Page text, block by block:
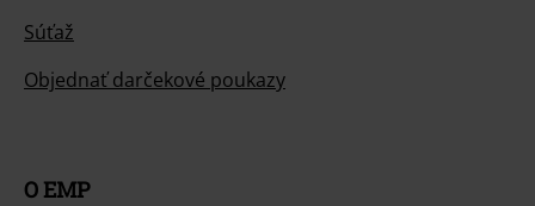
Súťaž
Objednať darčekové poukazy
O EMP